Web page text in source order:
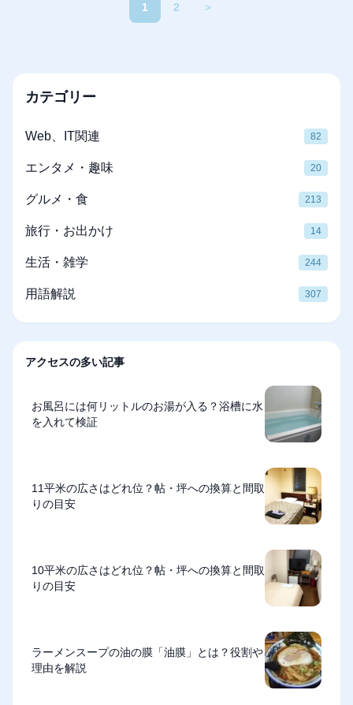
1 2 ＞
カテゴリー
Web、IT関連 82
エンタメ・趣味 20
グルメ・食 213
旅行・お出かけ 14
生活・雑学 244
用語解説 307
アクセスの多い記事
お風呂には何リットルのお湯が入る？浴槽に水
を入れて検証
11平米の広さはどれ位？帖・坪への換算と間取
りの目安
10平米の広さはどれ位？帖・坪への換算と間取
りの目安
ラーメンスープの油の膜「油膜」とは？役割や
理由を解説